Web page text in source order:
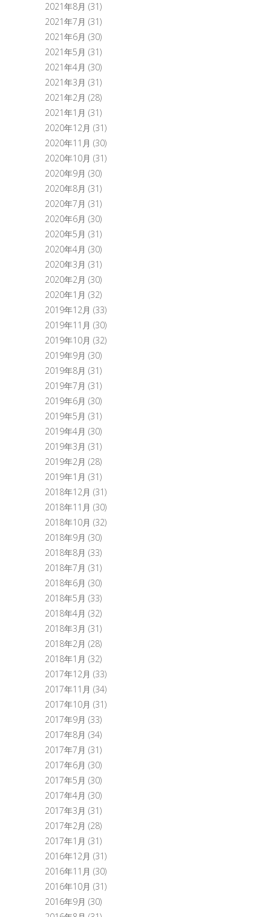
2021年8月 (31)
2021年7月 (31)
2021年6月 (30)
2021年5月 (31)
2021年4月 (30)
2021年3月 (31)
2021年2月 (28)
2021年1月 (31)
2020年12月 (31)
2020年11月 (30)
2020年10月 (31)
2020年9月 (30)
2020年8月 (31)
2020年7月 (31)
2020年6月 (30)
2020年5月 (31)
2020年4月 (30)
2020年3月 (31)
2020年2月 (30)
2020年1月 (32)
2019年12月 (33)
2019年11月 (30)
2019年10月 (32)
2019年9月 (30)
2019年8月 (31)
2019年7月 (31)
2019年6月 (30)
2019年5月 (31)
2019年4月 (30)
2019年3月 (31)
2019年2月 (28)
2019年1月 (31)
2018年12月 (31)
2018年11月 (30)
2018年10月 (32)
2018年9月 (30)
2018年8月 (33)
2018年7月 (31)
2018年6月 (30)
2018年5月 (33)
2018年4月 (32)
2018年3月 (31)
2018年2月 (28)
2018年1月 (32)
2017年12月 (33)
2017年11月 (34)
2017年10月 (31)
2017年9月 (33)
2017年8月 (34)
2017年7月 (31)
2017年6月 (30)
2017年5月 (30)
2017年4月 (30)
2017年3月 (31)
2017年2月 (28)
2017年1月 (31)
2016年12月 (31)
2016年11月 (30)
2016年10月 (31)
2016年9月 (30)